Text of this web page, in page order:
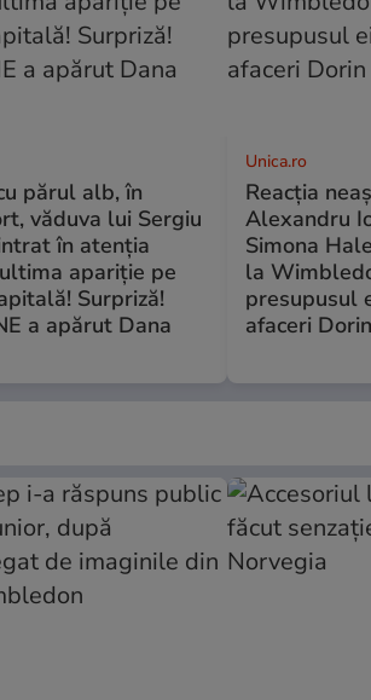
părul alb, în
văduva lui Sergiu
în atenția
apariție pe
Surpriză!
a apărut Dana
Unica.ro
Reacția
Alexandru
Simona
la
presupusul
afaceri